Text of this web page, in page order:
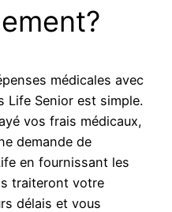
médicales avec
Life Senior est simple.
vos frais médicaux,
demande de
en fournissant les
traiteront votre
délais et vous